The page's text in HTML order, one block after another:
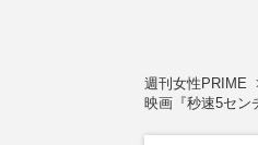
週刊女性PRIME
映画『秒速5セン